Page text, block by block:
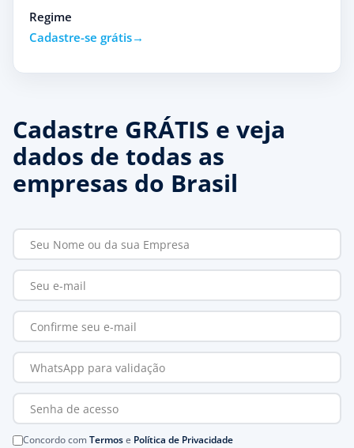
Regime
Cadastre-se grátis
Cadastre GRÁTIS e veja
dados de todas as
empresas do Brasil
Concordo comTermose Política de Privacidade